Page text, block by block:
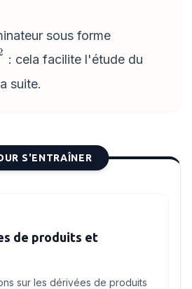
sous forme
: cela facilite l'étude du
suite.
S'ENTRAÎNER
de produits et
sur les dérivées de produits